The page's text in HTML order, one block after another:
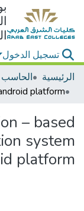
تسجيل الدخول
الرئيسية
الحاسب
– based
system
platform